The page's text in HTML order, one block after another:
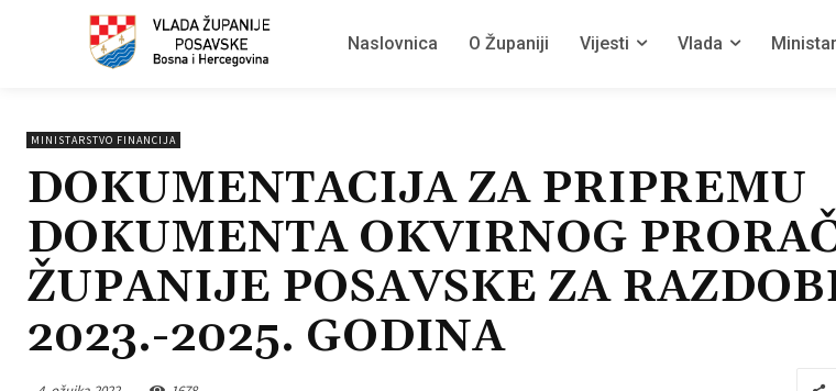
Naslovnica O Županiji Vijesti Vlada
MINISTARSTVO FINANCIJA
DOKUMENTACIJA ZA PRIPREMU
DOKUMENTA OKVIRNOG
ŽUPANIJE POSAVSKE ZA
2023.-2025. GODINA